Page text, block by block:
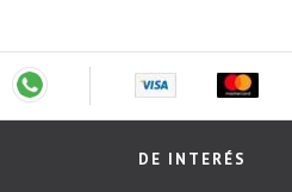
DE INTERÉS